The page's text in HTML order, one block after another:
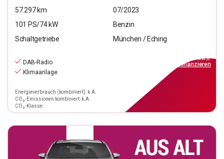
57.297km
07/2023
101 PS/74kW
Benzin
Schaltgetriebe
München / Eching
DAB-Radio
Klimaanlage
Energieverbrauch (kombiniert): k.A.
CO₂-Emissionen kombiniert: k.A.
CO₂-Klasse:
inkl.MwSt.
finanzieren